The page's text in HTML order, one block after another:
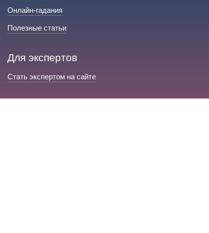
Онлайн-гадания
Полезные статьи
Для экспертов
Стать экспертом на сайте